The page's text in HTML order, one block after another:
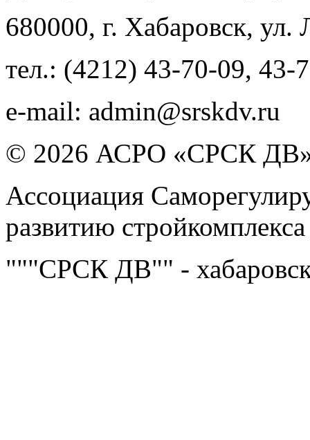
680000, г. Хабаровск, ул.
тел.: (4212) 43-70-09, 43-
e-mail: admin@srskdv.ru
© 2026 АСРО «СРСК
Ассоциация
развитию
"""СРСК ДВ"" -